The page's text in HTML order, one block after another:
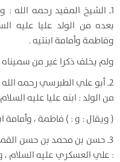
1ـ الشيخ المفيد رحمه الله
بعده من الولد عليا عليه
وفاطمة وأمامة ابنتيه .
ولم يخلف ذكرا غير من سميناه ( 1
2ـ أبو علي الطبرسي رحمه
من الولد : ابنه عليا عليه
( ويقال : و : ) فاطمة ، وأمامة
3ـ حسن بن محمد بن حسن
: علي العسكري عليه السلام